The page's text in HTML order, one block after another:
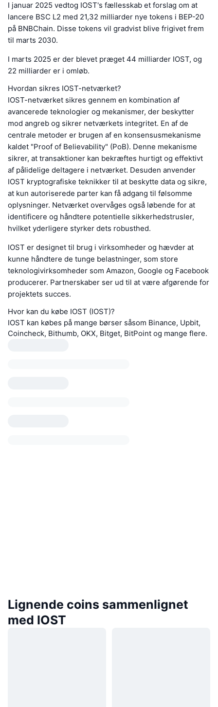
I januar 2025 vedtog IOST's fællesskab et forslag om at
lancere BSC L2 med 21,32 milliarder nye tokens i BEP-20
på BNBChain. Disse tokens vil gradvist blive frigivet frem
til marts 2030.
I marts 2025 er der blevet præget 44 milliarder IOST, og
22 milliarder er i omløb.
Hvordan sikres IOST-netværket?
IOST-netværket sikres gennem en kombination af
avancerede teknologier og mekanismer, der beskytter
mod angreb og sikrer netværkets integritet. En af de
centrale metoder er brugen af en konsensusmekanisme
kaldet "Proof of Believability" (PoB). Denne mekanisme
sikrer, at transaktioner kan bekræftes hurtigt og effektivt
af pålidelige deltagere i netværket. Desuden anvender
IOST kryptografiske teknikker til at beskytte data og sikre,
at kun autoriserede parter kan få adgang til følsomme
oplysninger. Netværket overvåges også løbende for at
identificere og håndtere potentielle sikkerhedstrusler,
hvilket yderligere styrker dets robusthed.
IOST er designet til brug i virksomheder og hævder at
kunne håndtere de tunge belastninger, som store
teknologivirksomheder som Amazon, Google og Facebook
producerer. Partnerskaber ser ud til at være afgørende for
projektets succes.
Hvor kan du købe IOST (IOST)?
IOST kan købes på mange børser såsom Binance, Upbit,
Coincheck, Bithumb, OKX, Bitget, BitPoint og mange flere.
Lignende coins sammenlignet
med IOST